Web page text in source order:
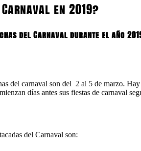
en 2019?
del Carnaval durante el año
del carnaval son del 2 al 5 de marzo. Hay
días antes sus fiestas de carnaval
del Carnaval son: